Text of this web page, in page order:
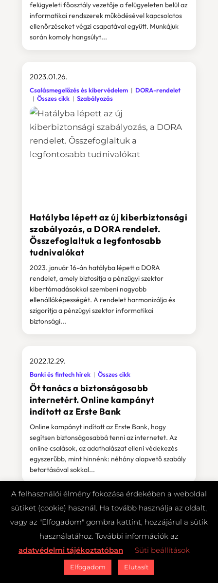
felügyeleti főosztály vezetője a felügyeleten belül az
informatikai rendszerek működésével kapcsolatos
ellenőrzéseket végzi csapatával együtt. Munkájuk
során komoly hangsúlyt...
Hatályba lépett az új kiberbiztonsági
szabályozás, a DORA rendelet.
Összefoglaltuk a legfontosabb
tudnivalókat
2023.01.26.
Csalásmegelőzés és kibervédelem
DORA-rendelet
Összes cikk
Szabályozás
2023. január 16-án hatályba lépett a DORA
rendelet, amely biztosítja a pénzügyi szektor
kibertámadásokkal szembeni nagyobb
ellenállóképességét. A rendelet harmonizálja és
szigorítja a pénzügyi szektor informatikai
biztonsági...
Öt tanács a biztonságosabb
internetért. Online kampányt
indított az Erste Bank
2022.12.29.
Banki és fintech hírek Összes cikk
Online kampányt indított az Erste Bank, hogy
segítsen biztonságosabbá tenni az internetet. Az
online csalások, az adathalászat elleni védekezés
egyszerűbb, mint hinnénk: néhány alapvető szabály
betartásával sokkal...
2022.12.21.
Digitális pénzügyek
Elektronikus fizetés
A felhasználói élmény fokozása érdekében a weboldal
sütiket (cookie) használ. Ha tovább használja az oldalt,
vagy az "Elfogadom" gombra kattint, hozzájárul a sütik
használatához. További információk az
adatvédelmi tájékoztatóban
Süti beállítások
Elfogadom Elutasít